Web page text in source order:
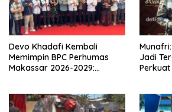
Devo Khadafi Kembali
Memimpin BPC Perhumas
Makassar 2026-2029:
Multidimensi
Jadi